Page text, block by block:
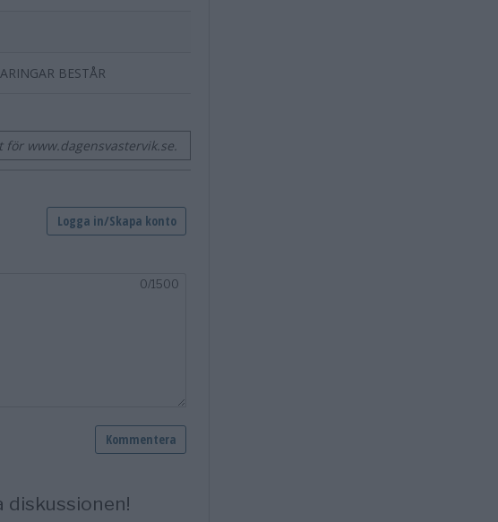
BESTÅR
www.dagensvastervik.se.